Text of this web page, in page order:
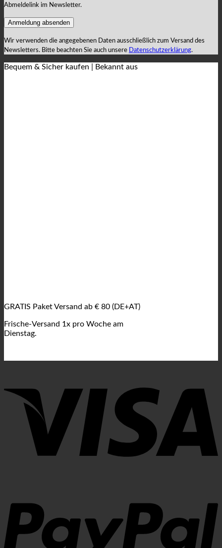
Abmeldelink im Newsletter.
Wir verwenden die angegebenen Daten ausschließlich zum Versand des
Newsletters. Bitte beachten Sie auch unsere Datenschutzerklärung.
Bequem & Sicher kaufen | Bekannt aus
GRATIS Paket Versand ab € 80 (DE+AT)
Frische-Versand 1x pro Woche am
Dienstag.